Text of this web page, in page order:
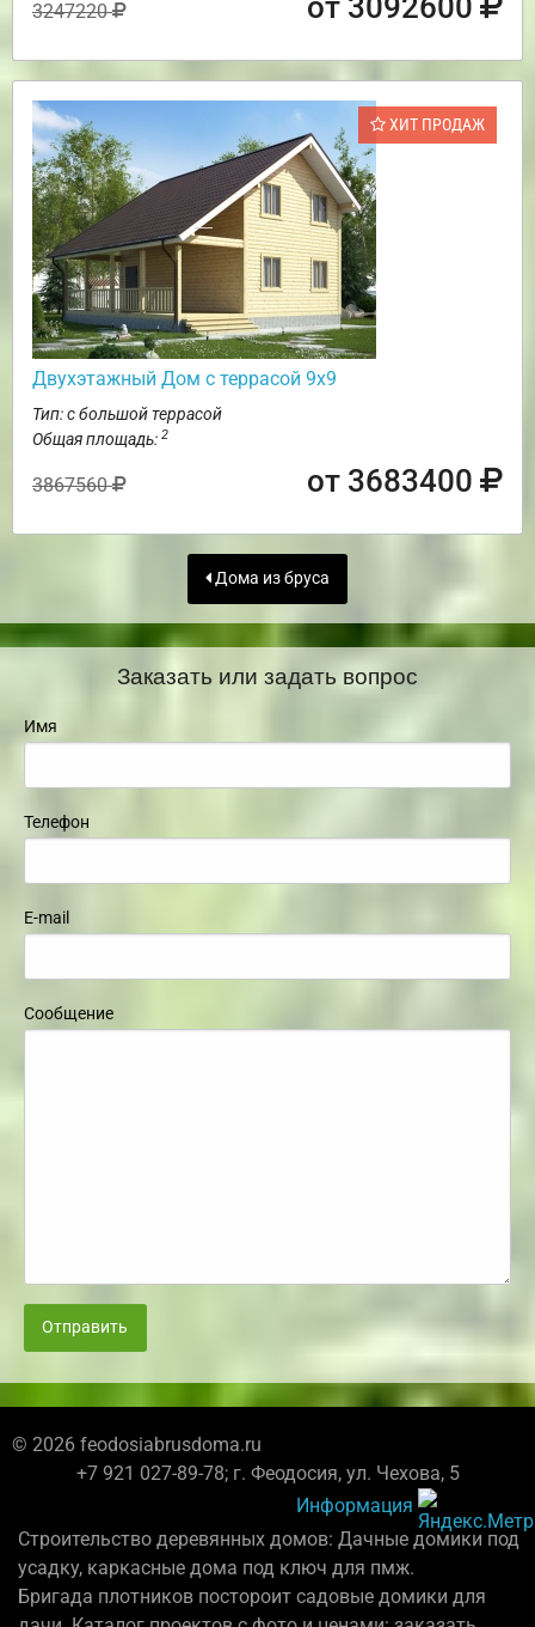
3247220 от 3092600
ХИТ ПРОДАЖ
Двухэтажный Дом с террасой 9х9
Тип: с большой террасой
Общая площадь: 2
3867560 от 3683400
Дома из бруса
Заказать или задать вопрос
Имя
Телефон
E-mail
Сообщение
Отправить
© 2026 feodosiabrusdoma.ru
+7 921 027-89-78; г. Феодосия, ул. Чехова, 5
Информация
Строительство деревянных домов: Дачные домики под
усадку, каркасные дома под ключ для пмж.
Бригада плотников постороит садовые домики для